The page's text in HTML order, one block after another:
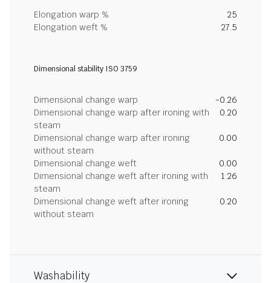
Elongation warp %
25
Elongation weft %
27.5
Dimensional stability ISO 3759
Dimensional change warp
-0.26
Dimensional change warp after ironing with
steam
0.20
Dimensional change warp after ironing
without steam
0.00
Dimensional change weft
0.00
Dimensional change weft after ironing with
steam
1.26
Dimensional change weft after ironing
without steam
0.20
Washability